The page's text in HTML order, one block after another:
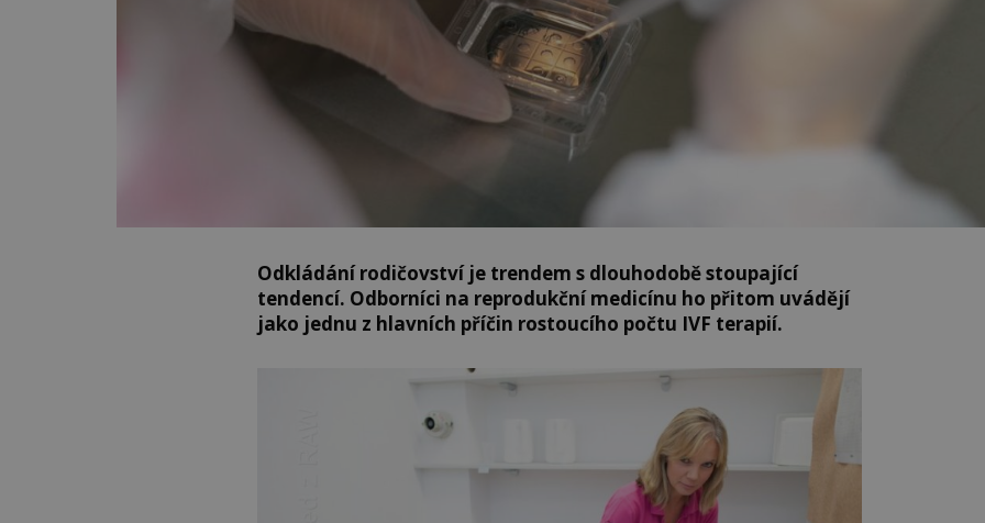
Odkládání rodičovství je trendem s dlouhodobě stoupající
tendencí. Odborníci na reprodukční medicínu ho přitom uvádějí
jako jednu z hlavních příčin rostoucího počtu IVF terapií.